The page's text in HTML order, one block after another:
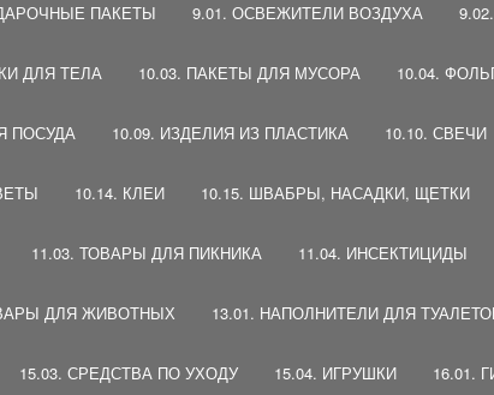
ПАКЕТЫ 9.01. ОСВЕЖИТЕЛИ ВОЗДУХА
ДЛЯ ТЕЛА 10.03. ПАКЕТЫ ДЛЯ МУСОРА 10.04.
ПОСУДА 10.09. ИЗДЕЛИЯ ИЗ ПЛАСТИКА 10.10. СВЕЧИ
10.14. КЛЕИ 10.15. ШВАБРЫ, НАСАДКИ, ЩЕТКИ
11.03. ТОВАРЫ ДЛЯ ПИКНИКА 11.04. ИНСЕКТИЦИДЫ
ДЛЯ ЖИВОТНЫХ 13.01. НАПОЛНИТЕЛИ ДЛЯ
15.03. СРЕДСТВА ПО УХОДУ 15.04. ИГРУШКИ 16.01.